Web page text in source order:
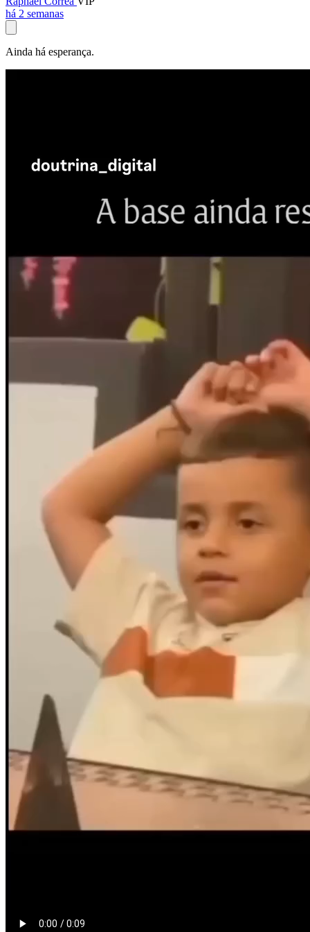
há 2 semanas
Ainda há esperança.